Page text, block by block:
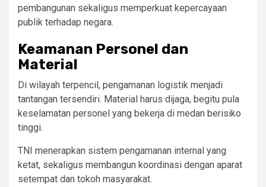
pembangunan sekaligus memperkuat kepercayaan
publik terhadap negara.
Keamanan Personel dan
Material
Di wilayah terpencil, pengamanan logistik menjadi
tantangan tersendiri. Material harus dijaga, begitu pula
keselamatan personel yang bekerja di medan berisiko
tinggi.
TNI menerapkan sistem pengamanan internal yang
ketat, sekaligus membangun koordinasi dengan aparat
setempat dan tokoh masyarakat.